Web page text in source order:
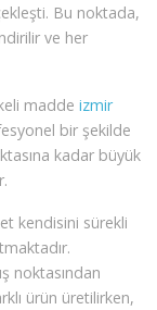
Bu noktada,
ve her
madde izmir
bir şekilde
kadar büyük
kendisini sürekli
noktasından
ürün üretilirken,